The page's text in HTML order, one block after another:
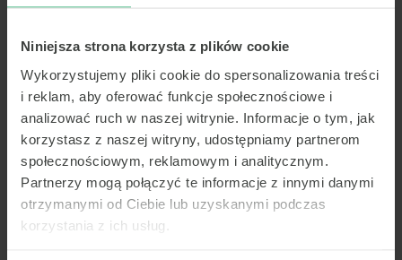
Niniejsza strona korzysta z plików cookie
Wykorzystujemy pliki cookie do spersonalizowania treści
i reklam, aby oferować funkcje społecznościowe i
analizować ruch w naszej witrynie. Informacje o tym, jak
korzystasz z naszej witryny, udostępniamy partnerom
społecznościowym, reklamowym i analitycznym.
Partnerzy mogą połączyć te informacje z innymi danymi
otrzymanymi od Ciebie lub uzyskanymi podczas
korzystania z ich usług.
zastosowanie w wielu dziedzin medycyny, w tym
w diagnostyce miażdżycy. Dzięki ocenie stanu
zdrowia pacjenta możliwe jest bardzo szybkie
zlecenie odpowiednich badań czy przepisanie leków.
Leczenie miażdżycy – jak może pomóc
telemedycyna?
Leczenie miażdżycy jest procesem długotrwałym
i obejmuje zarówno farmakoterapię, jak i zmiany